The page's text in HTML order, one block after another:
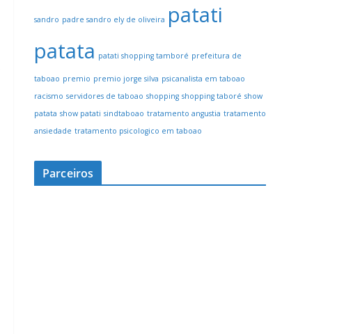
sandro padre sandro ely de oliveira patati
patata patati shopping tamboré prefeitura de
taboao premio premio jorge silva psicanalista em taboao
racismo servidores de taboao shopping shopping taboré show
patata show patati sindtaboao tratamento angustia tratamento
ansiedade tratamento psicologico em taboao
Parceiros